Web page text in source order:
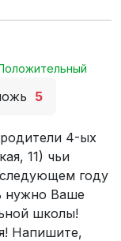
5
4-ых
11) чьи
следующем году
нужно Ваше
школы!
Напишите,